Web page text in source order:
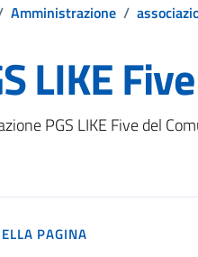
Amministrazione /
LIKE Five
PGS LIKE Five del
PAGINA